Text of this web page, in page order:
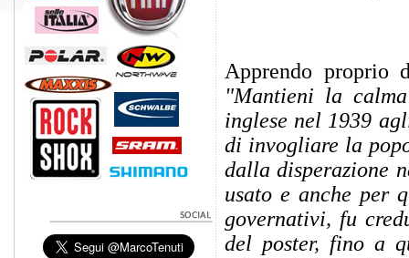
Apprendo proprio
"Mantieni la
inglese nel 1939
di invogliare la
dalla disperazione
usato e anche per
governativi, fu
del poster, fino a